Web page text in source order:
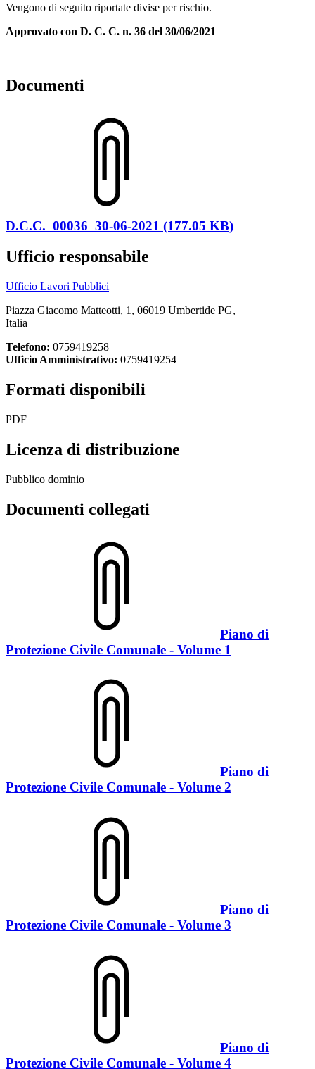
Vengono di seguito riportate divise per rischio.
Approvato con D. C. C. n. 36 del 30/06/2021
Documenti
D.C.C._00036_30-06-2021 (177.05 KB)
Ufficio responsabile
Ufficio Lavori Pubblici
Piazza Giacomo Matteotti, 1, 06019 Umbertide PG,
Italia
Telefono: 0759419258
Ufficio Amministrativo: 0759419254
Formati disponibili
PDF
Licenza di distribuzione
Pubblico dominio
Documenti collegati
Piano di
Protezione Civile Comunale - Volume 1
Piano di
Protezione Civile Comunale - Volume 2
Piano di
Protezione Civile Comunale - Volume 3
Piano di
Protezione Civile Comunale - Volume 4